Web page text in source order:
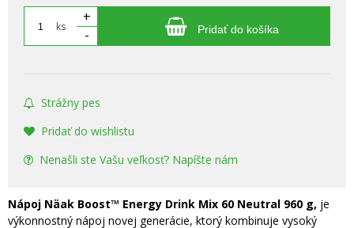
ks
+
-
Pridať do košíka
Strážny pes
Pridať do wishlistu
Nenašli ste Vašu veľkosť? Napíšte nám
Nápoj Näak Boost™ Energy Drink Mix 60 Neutral 960 g, je
výkonnostný nápoj novej generácie, ktorý kombinuje vysoký